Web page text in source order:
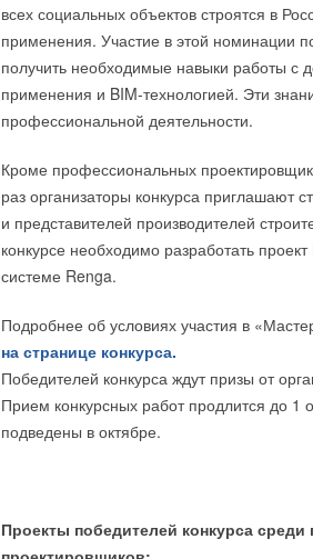
всех социальных объектов строятся в
применения. Участие в этой номинации
получить необходимые навыки работы с
применения и BIM-технологией. Эти
профессиональной деятельности.
Кроме профессиональных
раз организаторы конкурса приглашают
и представителей производителей
конкурсе необходимо разработать
системе Renga.
Подробнее об условиях участия в
на странице конкурса.
Победителей конкурса ждут призы от
Прием конкурсных работ продлится до 1
подведены в октябре.
Проекты победителей конкурса
КРАТКАЯ СПРАВКА:
RDS включает серию соревнований по
Сибирь, RDS Запад и RDS Юг.